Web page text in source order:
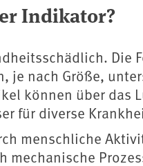
Indikator?
Die
je nach Größe,
können über das
für diverse
menschliche
mechanische